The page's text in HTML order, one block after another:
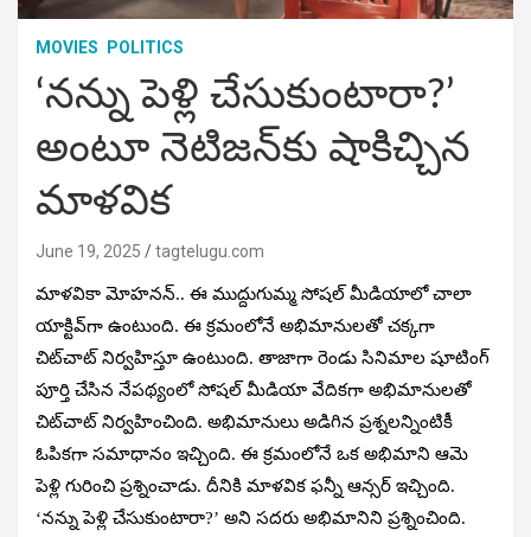
MOVIES POLITICS
‘నన్ను పెళ్లి చేసుకుంటారా?’
అంటూ నెటిజన్‌కు షాకిచ్చిన
మాళవిక
June 19, 2025 tagtelugu.com
మాళవికా మోహనన్.. ఈ ముద్దుగుమ్మ సోషల్ మీడియాలో చాలా
యాక్టివ్‌గా ఉంటుంది. ఈ క్రమంలోనే అభిమానులతో చక్కగా
చిట్‌చాట్ నిర్వహిస్తూ ఉంటుంది. తాజాగా రెండు సినిమాల షూటింగ్
పూర్తి చేసిన నేపథ్యంలో సోషల్ మీడియా వేదికగా అభిమానులతో
చిట్‌చాట్ నిర్వహించింది. అభిమానులు అడిగిన ప్రశ్నలన్నింటికీ
ఓపికగా సమాధానం ఇచ్చింది. ఈ క్రమంలోనే ఒక అభిమాని ఆమె
పెళ్లి గురించి ప్రశ్నించాడు. దీనికి మాళవిక ఫన్నీ ఆన్సర్ ఇచ్చింది.
‘నన్ను పెళ్లి చేసుకుంటారా?’ అని సదరు అభిమానిని ప్రశ్నించింది.